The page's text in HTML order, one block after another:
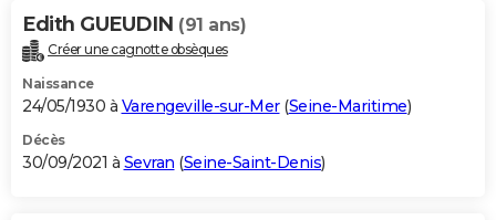
Edith GUEUDIN (91 ans)
Créer une cagnotte obsèques
Naissance
24/05/1930 à Varengeville-sur-Mer(Seine-Maritime)
Décès
30/09/2021 à Sevran (Seine-Saint-Denis)